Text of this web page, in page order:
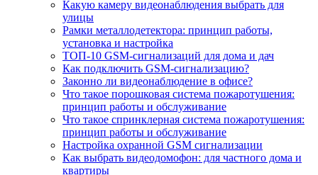
Какую камеру видеонаблюдения выбрать для
улицы
Рамки металлодетектора: принцип работы,
установка и настройка
ТОП-10 GSM-сигнализаций для дома и дач
Как подключить GSM-сигнализацию?
Законно ли видеонаблюдение в офисе?
Что такое порошковая система пожаротушения:
принцип работы и обслуживание
Что такое спринклерная система пожаротушения:
принцип работы и обслуживание
Настройка охранной GSM сигнализации
Как выбрать видеодомофон: для частного дома и
квартиры